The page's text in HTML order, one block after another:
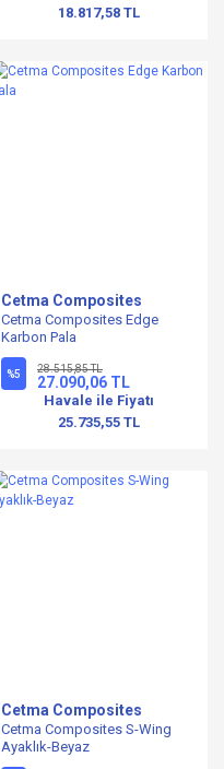
18.817,58 TL
Cetma Composites
Cetma Composites Edge
Karbon Pala
%5 28.515,85 TL
27.090,06 TL
Havale ile Fiyatı
25.735,55 TL
Cetma Composites
Cetma Composites S-Wing
Ayaklık-Beyaz